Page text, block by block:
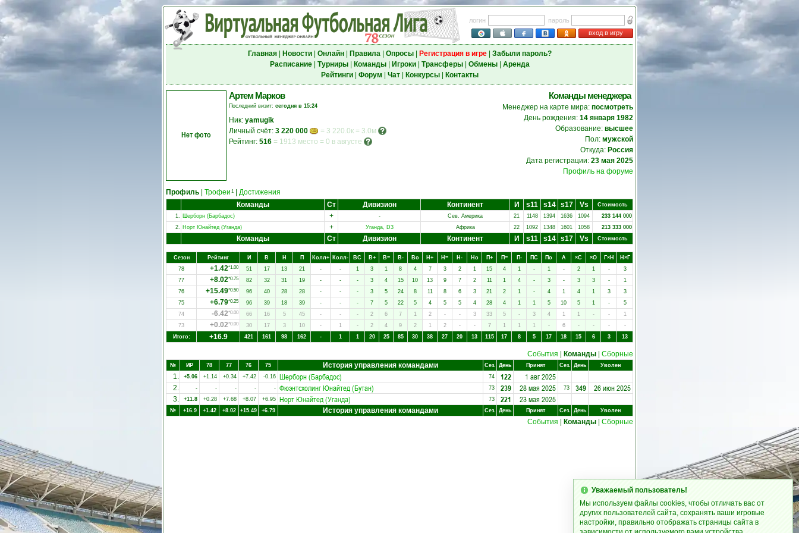
логин
пароль
вход в игру
Главная| Новости| Онлайн| Правила| Опросы| Регистрация в игре| Забыли пароль?
Расписание| Турниры| Команды| Игроки| Трансферы| Обмены| Аренда
Рейтинги| Форум Чат| Конкурсы| Контакты
Нет фото
Артем Марков
Последний визит: сегодня в 15:24
Ник: yamugik
Личный счёт: 3 220 000
= 3 220.0к = 3.0м
Рейтинг: 516 = 1913 место = 0 в августе
Команды менеджера
Менеджер на карте мира: посмотреть
День рождения: 14 января 1982
Образование: высшее
Пол: мужской
Откуда: Россия
Дата регистрации: 23 мая 2025
Профиль на форуме
Профиль Трофеи 1
Достижения
Команды
Ст Дивизион Континент И s11 s14 s17 Vs
Стоимость
1. Шерборн (Барбадос) + - Сев. Америка 21 1148 1394 1636 1094
233 144 000
2. Норт Юнайтед (Уганда) + Уганда, D3 Африка 22 1092 1348 1601 1058 213 333 000
Команды Ст Дивизион Континент И s11 s14 s17 Vs Стоимость
Сезон Рейтинг И В Н П Колл+ Колл- ВC В+ В= В- Вo Н+ Н= Н- Нo П+ П= П- ПC Пo А ×C ×O Г×Н
Н×Г
78
+1.42*1.00 51 17 13 21 - - 1 3 1 8 4 7 3 2 1 15 4 1 - 1 - 2 1 -
3
77
+8.02*0.75 82 32 31 19 - - - 3 4 15 10 13 9 7 2 11 1 4 - 3 - 3 3 -
1
76
+15.49*0.50 96 40 28 28 - - - 3 5 24 8 11 8 6 3 21 2 1 - 4 1 4 1 3
3
75
+6.79*0.25 96 39 18 39 - - - 7 5 22 5 4 5 5 4 28 4 1 1 5 10 5 1 -
5
74
-6.42*0.00 66 16 5 45 - - - 2 6 7 1 2 - - 3 33 5 - 3 4 1 1 - -
1
73
+0.02*0.00 30 17 3 10 - 1 - 2 4 9 2 1 2 - - 7 1 1 1 - 6 - - -
-
Итого:
+16.9 421 161 98 162 - 1 1 20 25 85 30 38 27 20 13 115 17 8 5 17 18 15 6 3 13
События Команды Сборные
№ ИР 78 77 76 75 История управления командами Сез. День Принят Сез. День Уволен
1. +5.06 +1.14 +0.34 +7.42 -0.16 Шерборн (Барбадос) 74 122 1 авг 2025
2. - - - - - Фюэнтсхолинг Юнайтед (Бутан) 73 239 28 мая 2025 73 349 26 июн 2025
3. +11.8 +0.28 +7.68 +8.07 +6.95 Норт Юнайтед (Уганда) 73 221 23 мая 2025
№ +16.9 +1.42 +8.02 +15.49 +6.79 История управления командами Сез. День Принят Сез. День Уволен
События Команды Сборные
Уважаемый пользователь!
Мы используем файлы cookies, чтобы отличать вас от
других пользователей сайта, сохранять ваши игровые
настройки, правильно отображать страницы сайта в